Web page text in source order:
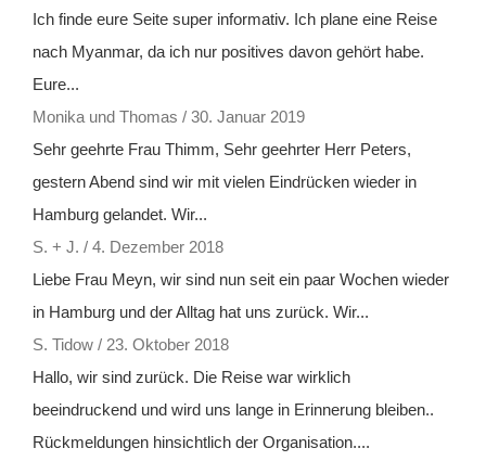
Ich finde eure Seite super informativ. Ich plane eine Reise
nach Myanmar, da ich nur positives davon gehört habe.
Eure...
Monika und Thomas / 30. Januar 2019
Sehr geehrte Frau Thimm, Sehr geehrter Herr Peters,
gestern Abend sind wir mit vielen Eindrücken wieder in
Hamburg gelandet. Wir...
S. + J. / 4. Dezember 2018
Liebe Frau Meyn, wir sind nun seit ein paar Wochen wieder
in Hamburg und der Alltag hat uns zurück. Wir...
S. Tidow / 23. Oktober 2018
Hallo, wir sind zurück. Die Reise war wirklich
beeindruckend und wird uns lange in Erinnerung bleiben..
Rückmeldungen hinsichtlich der Organisation....